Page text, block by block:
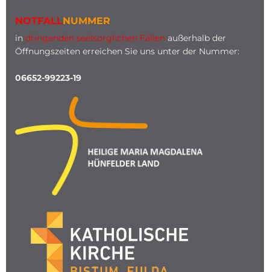
NOTFALLNUMMER
in dringenden seelsorglichen Fällen außerhalb der
Öffnungszeiten erreichen Sie uns unter der Nummer:
06652-99223-19